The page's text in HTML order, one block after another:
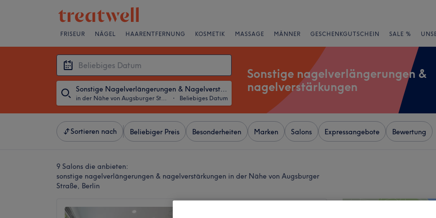
FRISEUR NÄGEL HAARENTFERNUNG KOSMETIK MASSAGE MÄNNER GESCHENKGUTSCHEIN SALE %
Sonstige Nagelverlängerungen & Nagelverstärkungen
in der Nähe von Augsburger Straße, Berlin ・ Beliebiges Datum
Sonstige nagelverlängerungen &
nagelverstärkungen
Sortieren nach Beliebiger Preis Besonderheiten Marken Salons Expressangebote Bewertung
9 Salons die anbieten:
sonstige nagelverlängerungen & nagelverstärkungen in der Nähe von Augsburger
Straße, Berlin